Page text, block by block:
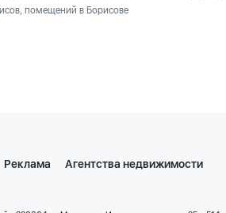
помещений в Борисове
Реклама Агентства недвижимости